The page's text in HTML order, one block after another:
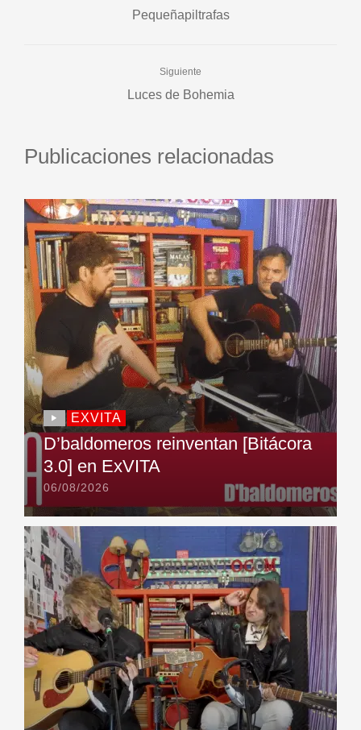
Pequeñapiltrafas
Siguiente
Luces de Bohemia
Publicaciones relacionadas
EXVITA
D’baldomeros reinventan [Bitácora
3.0] en ExVITA
06/08/2026